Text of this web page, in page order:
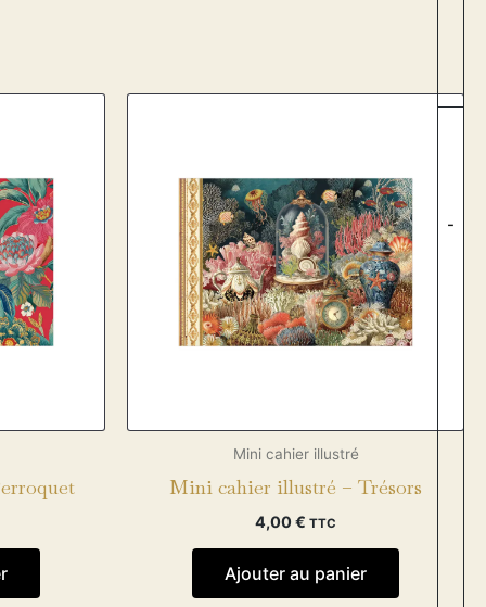
-
Mini cahier illustré
Mini cahier illustré – Trésors
4,00€ TTC
Ajouter au panier